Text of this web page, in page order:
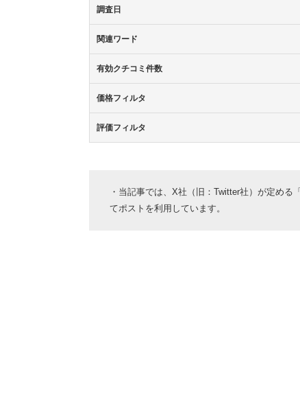
調査日
関連ワード
有効クチコミ件数
価格フィルタ
評価フィルタ
・当記事では、X社（旧：Twitter社）が定める「
てポストを利用しています。